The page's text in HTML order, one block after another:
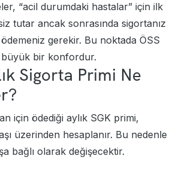
“acil durumdaki hastalar” için ilk
tutar ancak sonrasında sigortanız
gerekir. Bu noktada ÖSS
büyük bir konfordur.
Sigorta Primi Ne
için ödediği aylık SGK primi,
üzerinden hesaplanır. Bu nedenle
bağlı olarak değişecektir.